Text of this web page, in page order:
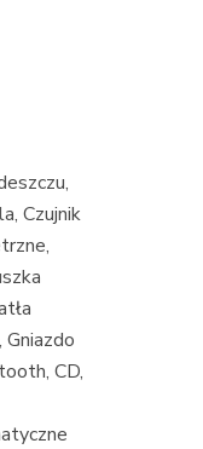
Czujnik
CD,